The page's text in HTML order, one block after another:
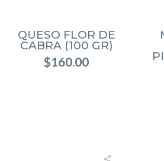
QUESO FLOR DE
CABRA (100 GR)
$160.00